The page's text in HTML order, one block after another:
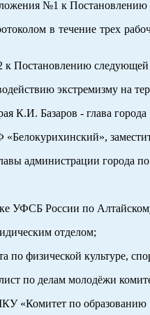
№1 к
в течение трех
следующей
экстремизму на
К.И. Базаров - глава города
администрации города
УФСБ России по
отделом;
по физической культуре,
по делам молодёжи
«Комитет по